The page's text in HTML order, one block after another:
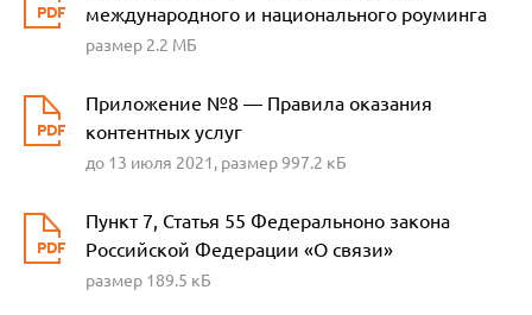
международного и национального роуминга
размер 2.2 МБ
Приложение №8 — Правила оказания
контентных услуг
до 13 июля 2021, размер 997.2 кБ
Пункт 7, Статья 55 Федеральноно закона
Российской Федерации «О связи»
размер 189.5 кБ